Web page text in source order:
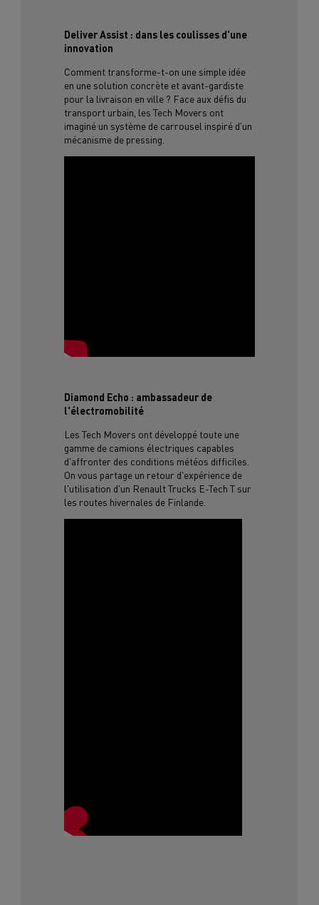
Deliver Assist : dans les coulisses d'une
innovation
Comment transforme-t-on une simple idée
en une solution concrète et avant-gardiste
pour la livraison en ville ? Face aux défis du
transport urbain, les Tech Movers ont
imaginé un système de carrousel inspiré d’un
mécanisme de pressing.
Diamond Echo : ambassadeur de
l'électromobilité
Les Tech Movers ont développé toute une
gamme de camions électriques capables
d'affronter des conditions météos difficiles.
On vous partage un retour d'expérience de
l'utilisation d'un Renault Trucks E-Tech T sur
les routes hivernales de Finlande.